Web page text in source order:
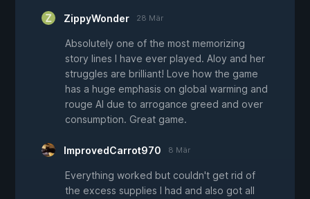
ZippyWonder 28 Mär
Absolutely one of the most memorizing
story lines I have ever played. Aloy and her
struggles are brilliant! Love how the game
has a huge emphasis on global warming and
rouge AI due to arrogance greed and over
consumption. Great game.
ImprovedCarrot970 8 Mär
Everything worked but couldn't get rid of
the excess supplies I had and also got all